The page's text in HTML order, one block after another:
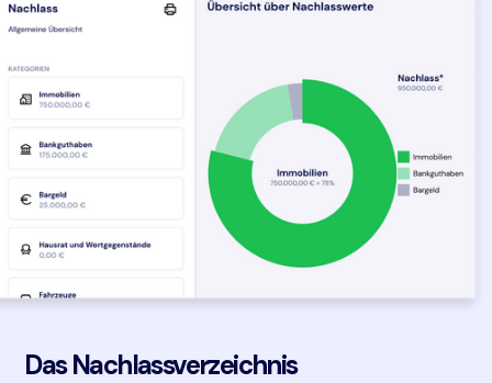
Das Nachlassverzeichnis